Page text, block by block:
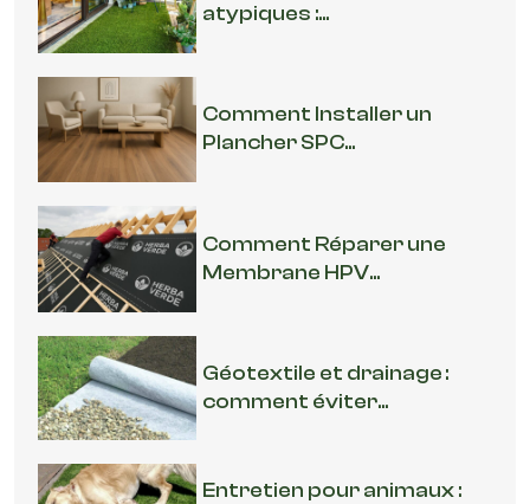
atypiques :...
Comment Installer un
Plancher SPC...
Comment Réparer une
Membrane HPV...
Géotextile et drainage :
comment éviter...
Entretien pour animaux :